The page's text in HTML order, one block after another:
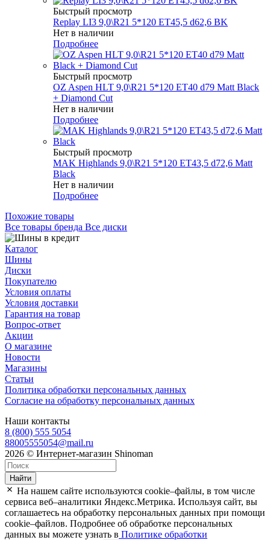
Быстрый просмотр
Replay LI3 9,0\R21 5*120 ET45,5 d62,6 BK
Нет в наличии
Подробнее
Быстрый просмотр
OZ Aspen HLT 9,0\R21 5*120 ET40 d79 Matt Black
+ Diamond Cut
Нет в наличии
Подробнее
Быстрый просмотр
MAK Highlands 9,0\R21 5*120 ET43,5 d72,6 Matt
Black
Нет в наличии
Подробнее
Похожие товары
Все товары бренда Все диски
Каталог
Шины
Диски
Покупателю
Условия оплаты
Условия доставки
Гарантия на товар
Вопрос-ответ
Акции
О магазине
Новости
Магазины
Статьи
Политика обработки персональных данных
Согласие на обработку персональных данных
Наши контакты
8 (800) 555 5054
88005555054@mail.ru
2026 © Интернет-магазин Shinoman
Найти
На нашем сайте используются cookie–файлы, в том числе
сервиса веб–аналитики Яндекс.Метрика. Используя сайт, вы
соглашаетесь на обработку персональных данных при помощи
cookie–файлов. Подробнее об обработке персональных
данных вы можете узнать в Политике обработки